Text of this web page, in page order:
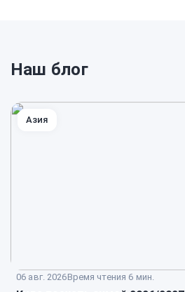
Наш блог
06 авг. 2026Время чтения 6 мин.
Азия